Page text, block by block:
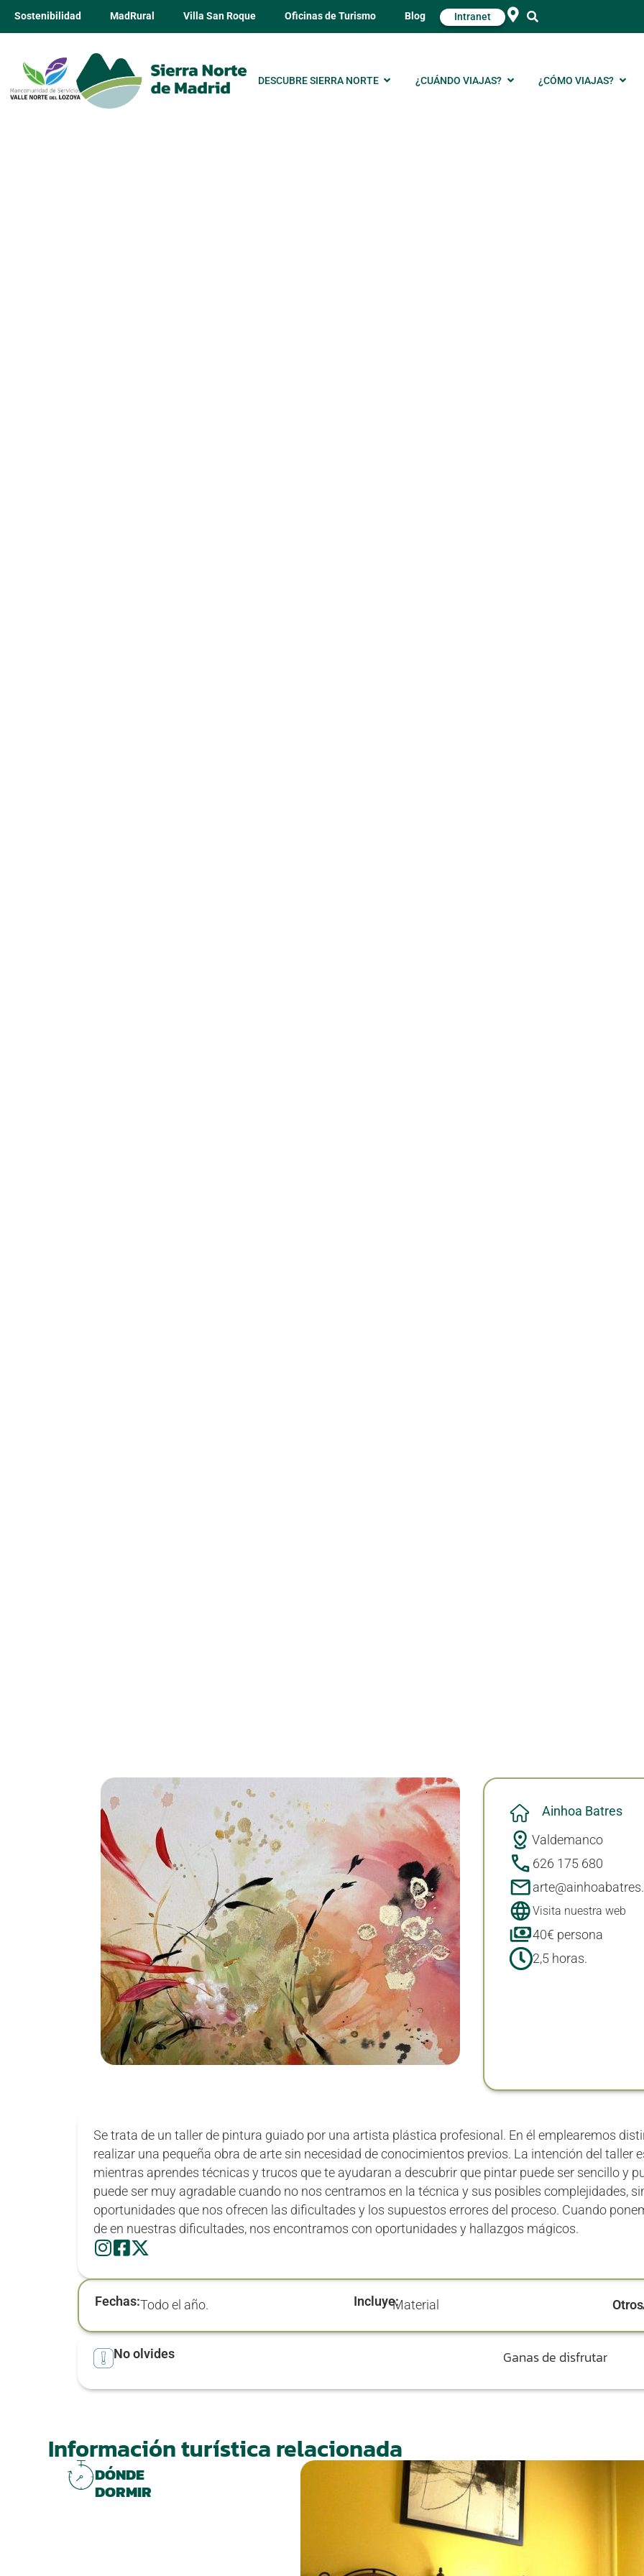
Sostenibilidad MadRural Villa San Roque Oficinas de Turismo Blog Intranet
DESCUBRE SIERRA NORTE ¿CUÁNDO VIAJAS? ¿CÓMO VIAJAS?
Ainhoa Batres
Valdemanco
626 175 680
Visita nuestra web
40€ persona
2,5 horas.
Se trata de un taller de pintura guiado por una artista plástica profesional. En él emplearemos
realizar una pequeña obra de arte sin necesidad de conocimientos previos. La intención del taller
mientras aprendes técnicas y trucos que te ayudaran a descubrir que pintar puede ser sencillo y
puede ser muy agradable cuando no nos centramos en la técnica y sus posibles complejidades,
oportunidades que nos ofrecen las dificultades y los supuestos errores del proceso. Cuando
de en nuestras dificultades, nos encontramos con oportunidades y hallazgos mágicos.
Fechas:Todo el año. Incluye:Material
No olvides Ganas de disfrutar
Información turística relacionada
DÓNDE
DORMIR